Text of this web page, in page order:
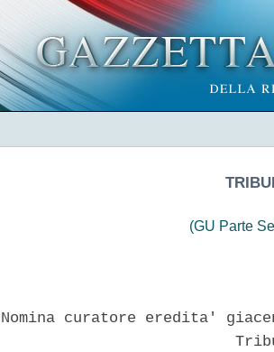
(GU Parte
Nomina curatore eredita'